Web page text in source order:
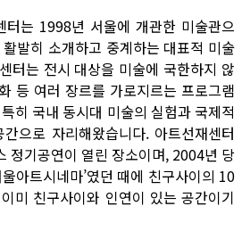
터는 1998년 서울에 개관한 미술관으
발히 소개하고 중계하는 대표적 미술
터는 전시 대상을 미술에 국한하지 않
등 여러 장르를 가로지르는 프로그램
히 국내 동시대 미술의 실험과 국제적
으로 자리해왔습니다. 아트선재센터
정기공연이 열린 장소이며, 2004년 당
아트시네마’였던 때에 친구사이의 10
미 친구사이와 인연이 있는 공간이기